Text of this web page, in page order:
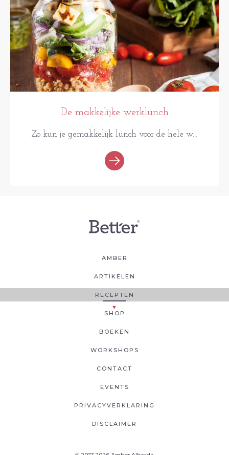
De makkelijke werklunch
Zo kun je gemakkelijk lunch voor de hele w...
AMBER
ARTIKELEN
RECEPTEN
SHOP
BOEKEN
WORKSHOPS
CONTACT
EVENTS
PRIVACYVERKLARING
DISCLAIMER